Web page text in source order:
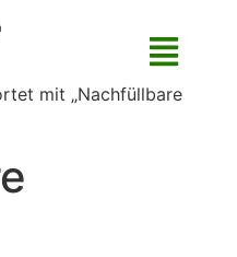
mit „Nachfüllbare